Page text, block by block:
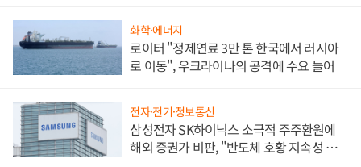
화학·에너지
로이터 "정제연료 3만 톤 한국에서 러시아
로 이동", 우크라이나의 공격에 수요 늘어
전자·전기·정보통신
삼성전자 SK하이닉스 소극적 주주환원에
해외 증권가 비판, "반도체 호황 지속성 의